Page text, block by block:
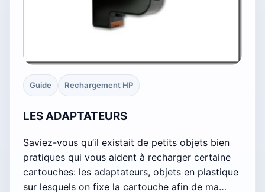
Guide Rechargement HP
LES ADAPTATEURS
Saviez-vous qu’il existait de petits objets bien
pratiques qui vous aident à recharger certaine
cartouches: les adaptateurs, objets en plastique
sur lesquels on fixe la cartouche afin de ma…